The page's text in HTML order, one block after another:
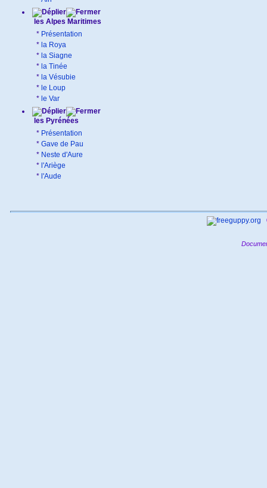
les Alpes Maritimes
* Présentation
* la Roya
* la Siagne
* la Tinée
* la Vésubie
* le Loup
* le Var
les Pyrénées
* Présentation
* Gave de Pau
* Neste d'Aure
* l'Ariège
* l'Aude